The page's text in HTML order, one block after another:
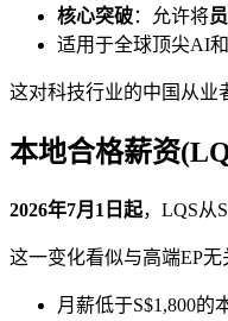
核心突破：允许将
适用于全球顶尖AI
这对科技行业的中国从业
本地合格薪资
2026年7月1日起，LQS从
这一变化看似与高端EP无
月薪低于S$1,800的